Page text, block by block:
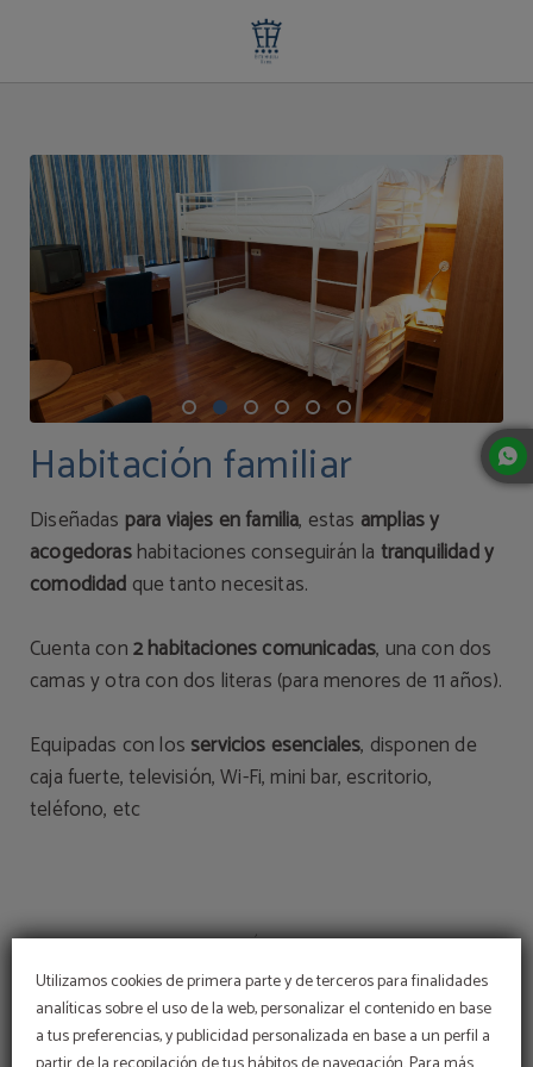
Utilizamos cookies de primera parte y de terceros para finalidades
analíticas sobre el uso de la web, personalizar el contenido en base
a tus preferencias, y publicidad personalizada en base a un perfil a
Habitación familiar
Diseñadas para viajes en familia, estas amplias y
acogedorashabitaciones conseguirán la tranquilidad y
comodidad que tanto necesitas.
Cuenta con2 habitaciones comunicadas, una con dos
camas y otra con dos literas (para menores de 11 años).
Equipadas con los servicios esenciales, disponen de
caja fuerte, televisión, Wi-Fi, mini bar, escritorio,
teléfono, etc
HABITACIÓN FAMILIAR